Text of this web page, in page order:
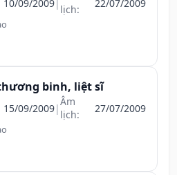
10/09/2009|lịch:
22/07/2009
binh, liệt sĩ
15/09/2009|Âm
lịch:
27/07/2009